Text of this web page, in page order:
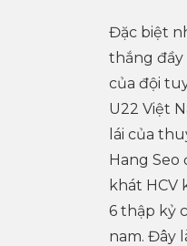
Đặc biệt
thắng
của đội
U22 Việt
lái của
Hang Seo
khát HCV
6 thập kỷ
nam. Đây